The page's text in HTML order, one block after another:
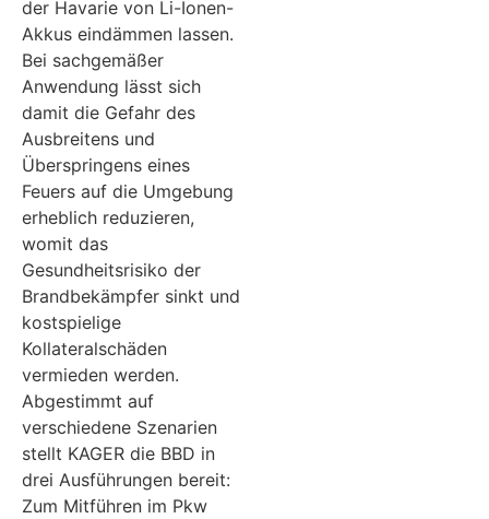
der Havarie von Li-Ionen-
Akkus eindämmen lassen.
Bei sachgemäßer
Anwendung lässt sich
damit die Gefahr des
Ausbreitens und
Überspringens eines
Feuers auf die Umgebung
erheblich reduzieren,
womit das
Gesundheitsrisiko der
Brandbekämpfer sinkt und
kostspielige
Kollateralschäden
vermieden werden.
Abgestimmt auf
verschiedene Szenarien
stellt KAGER die BBD in
drei Ausführungen bereit:
Zum Mitführen im Pkw